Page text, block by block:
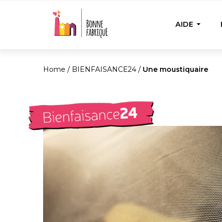
AIDE
AIDE
besoin
actions
Home / BIENFAISANCE24 / Une moustiquaire